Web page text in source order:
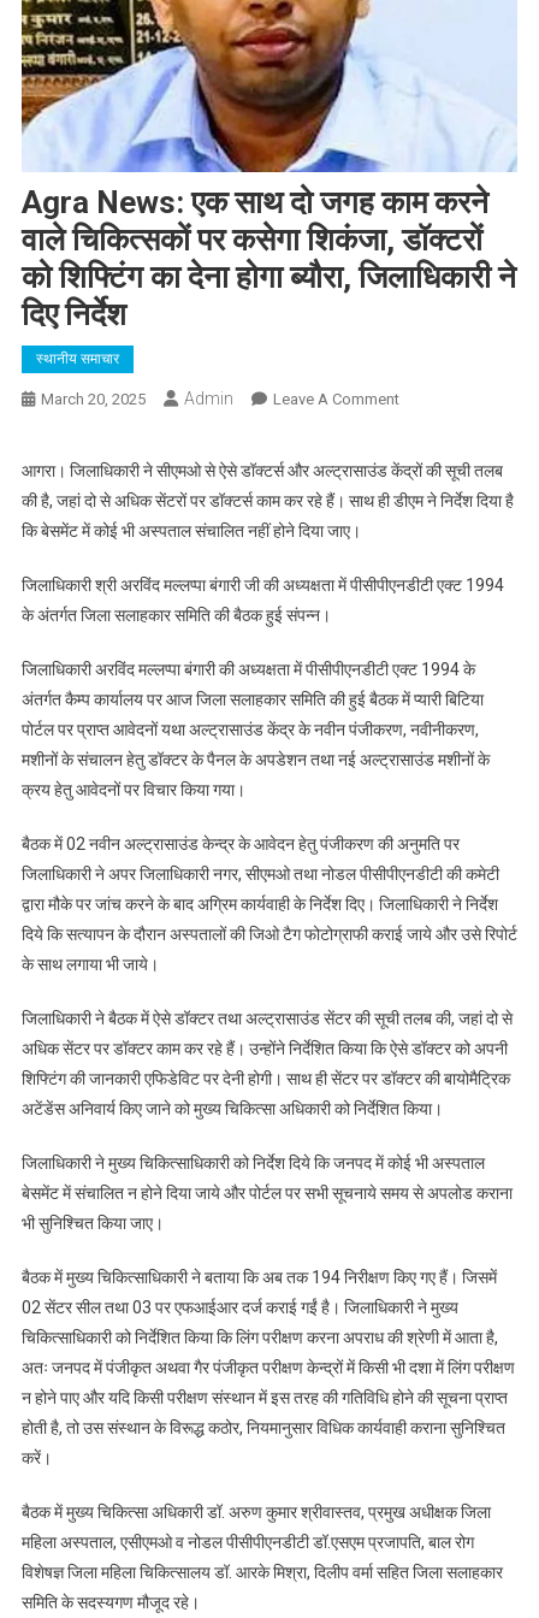
Agra News: एक साथ दो जगह काम करने
वाले चिकित्सकों पर कसेगा शिकंजा, डॉक्टरों
को शिफ्टिंग का देना होगा ब्यौरा, जिलाधिकारी ने
दिए निर्देश
स्थानीय समाचार
March 20, 2025 Admin Leave A CommentOn
एक
साथ
काम
चिकित्सकों
पर
कसेगा
शिकंजा,
शिफ्टिंग
का
देना
होगा
ने
दिए
आगरा। जिलाधिकारी ने सीएमओ से ऐसे डॉक्टर्स और अल्ट्रासाउंड केंद्रों की सूची तलब
की है, जहां दो से अधिक सेंटरों पर डॉक्टर्स काम कर रहे हैं। साथ ही डीएम ने निर्देश दिया है
कि बेसमेंट में कोई भी अस्पताल संचालित नहीं होने दिया जाए।
जिलाधिकारी श्री अरविंद मल्लप्पा बंगारी जी की अध्यक्षता में पीसीपीएनडीटी एक्ट 1994
के अंतर्गत जिला सलाहकार समिति की बैठक हुई संपन्न।
जिलाधिकारी अरविंद मल्लप्पा बंगारी की अध्यक्षता में पीसीपीएनडीटी एक्ट 1994 के
अंतर्गत कैम्प कार्यालय पर आज जिला सलाहकार समिति की हुई बैठक में प्यारी बिटिया
पोर्टल पर प्राप्त आवेदनों यथा अल्ट्रासाउंड केंद्र के नवीन पंजीकरण, नवीनीकरण,
मशीनों के संचालन हेतु डॉक्टर के पैनल के अपडेशन तथा नई अल्ट्रासाउंड मशीनों के
क्रय हेतु आवेदनों पर विचार किया गया।
बैठक में 02 नवीन अल्ट्रासाउंड केन्द्र के आवेदन हेतु पंजीकरण की अनुमति पर
जिलाधिकारी ने अपर जिलाधिकारी नगर, सीएमओ तथा नोडल पीसीपीएनडीटी की कमेटी
द्वारा मौके पर जांच करने के बाद अग्रिम कार्यवाही के निर्देश दिए। जिलाधिकारी ने निर्देश
दिये कि सत्यापन के दौरान अस्पतालों की जिओ टैग फोटोग्राफी कराई जाये और उसे रिपोर्ट
के साथ लगाया भी जाये।
जिलाधिकारी ने बैठक में ऐसे डॉक्टर तथा अल्ट्रासाउंड सेंटर की सूची तलब की, जहां दो से
अधिक सेंटर पर डॉक्टर काम कर रहे हैं। उन्होंने निर्देशित किया कि ऐसे डॉक्टर को अपनी
शिफ्टिंग की जानकारी एफिडेविट पर देनी होगी। साथ ही सेंटर पर डॉक्टर की बायोमैट्रिक
अटेंडेंस अनिवार्य किए जाने को मुख्य चिकित्सा अधिकारी को निर्देशित किया।
जिलाधिकारी ने मुख्य चिकित्साधिकारी को निर्देश दिये कि जनपद में कोई भी अस्पताल
बेसमेंट में संचालित न होने दिया जाये और पोर्टल पर सभी सूचनाये समय से अपलोड कराना
भी सुनिश्चित किया जाए।
बैठक में मुख्य चिकित्साधिकारी ने बताया कि अब तक 194 निरीक्षण किए गए हैं। जिसमें
02 सेंटर सील तथा 03 पर एफआईआर दर्ज कराई गईं है। जिलाधिकारी ने मुख्य
चिकित्साधिकारी को निर्देशित किया कि लिंग परीक्षण करना अपराध की श्रेणी में आता है,
अतः जनपद में पंजीकृत अथवा गैर पंजीकृत परीक्षण केन्द्रों में किसी भी दशा में लिंग परीक्षण
न होने पाए और यदि किसी परीक्षण संस्थान में इस तरह की गतिविधि होने की सूचना प्राप्त
होती है, तो उस संस्थान के विरूद्ध कठोर, नियमानुसार विधिक कार्यवाही कराना सुनिश्चित
करें।
बैठक में मुख्य चिकित्सा अधिकारी डॉ. अरुण कुमार श्रीवास्तव, प्रमुख अधीक्षक जिला
महिला अस्पताल, एसीएमओ व नोडल पीसीपीएनडीटी डॉ.एसएम प्रजापति, बाल रोग
विशेषज्ञ जिला महिला चिकित्सालय डॉ. आरके मिश्रा, दिलीप वर्मा सहित जिला सलाहकार
समिति के सदस्यगण मौजूद रहे।